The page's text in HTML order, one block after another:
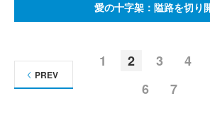
愛の十字架：隘路を切り
1 2 3 4
6
7
PREV